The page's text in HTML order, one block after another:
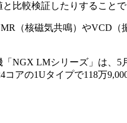
比較検証したりすること
（核磁気共鳴）やVCD（
NGX LMシリーズ」は、5
コアの1Uタイプで118万